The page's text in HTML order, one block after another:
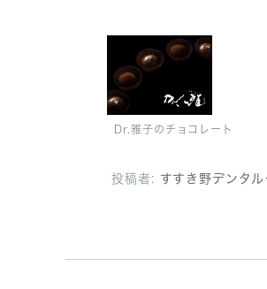
Dr.雅子のチョコレート
投稿者: すすき野デンタル